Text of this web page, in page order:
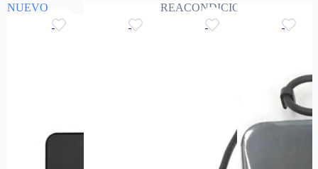
NUEVO REACONDICIONADO